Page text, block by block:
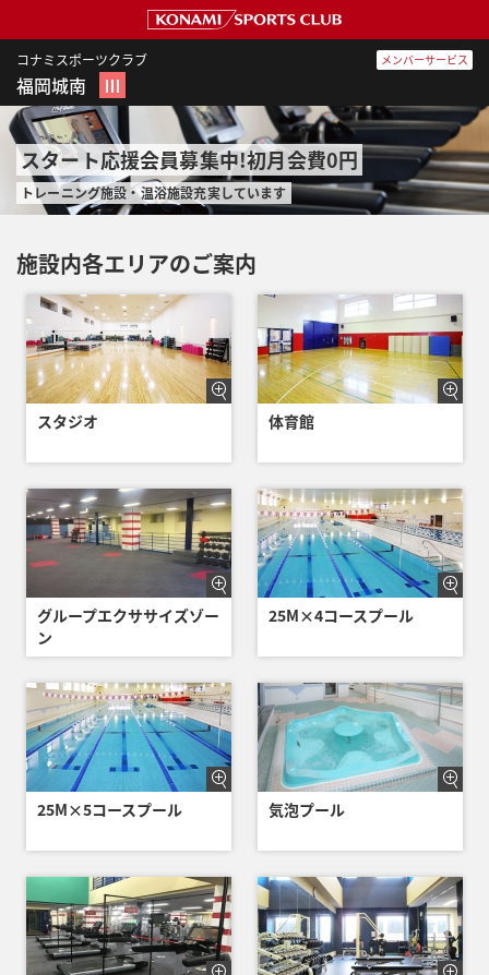
コナミスポーツクラブ
福岡城南 Ⅲ
メンバーサービス
スタート応援会員募集中!初月会費0円
トレーニング施設・温浴施設充実しています
施設内各エリアのご案内
スタジオ 体育館
グループエクササイズゾー
ン
25M×4コースプール
25M×5コースプール 気泡プール